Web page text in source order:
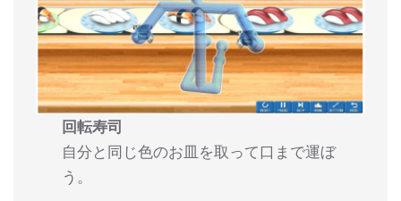
回転寿司
自分と同じ色のお皿を取って口まで運ぼ
う。